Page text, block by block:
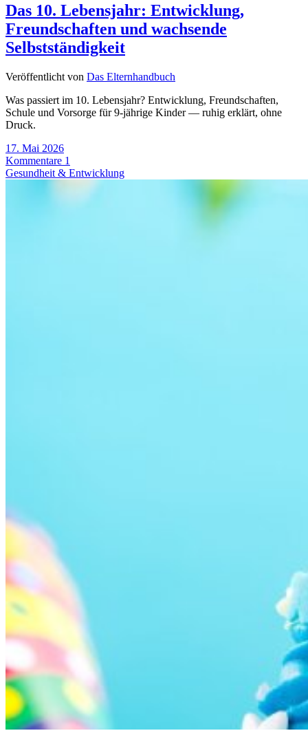
Das 10. Lebensjahr: Entwicklung,
Freundschaften und wachsende
Selbstständigkeit
Veröffentlicht von Das Elternhandbuch
Was passiert im 10. Lebensjahr? Entwicklung, Freundschaften,
Schule und Vorsorge für 9-jährige Kinder — ruhig erklärt, ohne
Druck.
17. Mai 2026
Kommentare 1
Gesundheit & Entwicklung